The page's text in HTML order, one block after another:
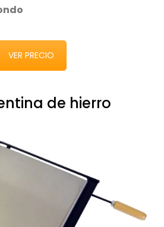
VER PRECIO
de hierro